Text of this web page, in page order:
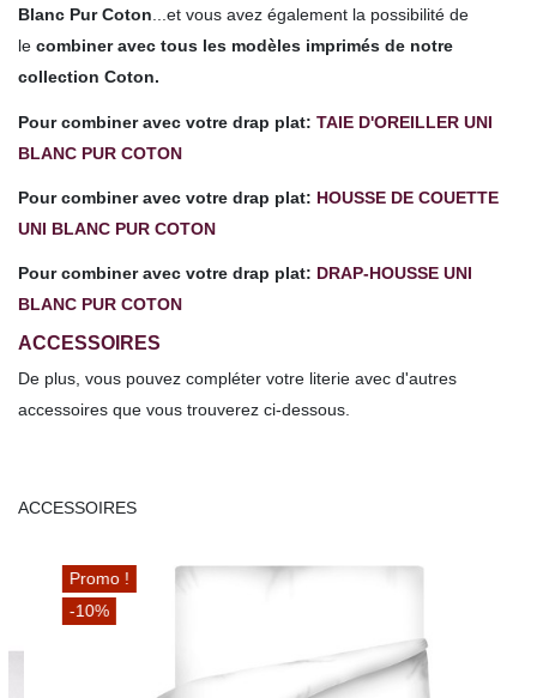
Blanc Pur Coton...et vous avez également la possibilité de
le combiner avec tous les modèles imprimés de notre
collection Coton.
Pour combiner avec votre drap plat: TAIE D'OREILLER UNI
BLANC PUR COTON
Pour combiner avec votre drap plat: HOUSSE DE COUETTE
UNI BLANC PUR COTON
Pour combiner avec votre drap plat: DRAP-HOUSSE UNI
BLANC PUR COTON
ACCESSOIRES
De plus, vous pouvez compléter votre literie avec d'autres
accessoires que vous trouverez ci-dessous.
ACCESSOIRES
Promo !
-10%